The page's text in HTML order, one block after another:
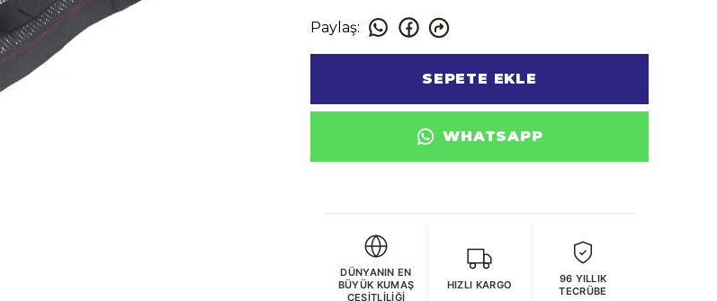
Paylaş:
SEPETE EKLE
WHATSAPP
DÜNYANIN EN
BÜYÜK KUMAŞ
ÇEŞITLILIĞI
HIZLI KARGO
96 YILLIK
TECRÜBE